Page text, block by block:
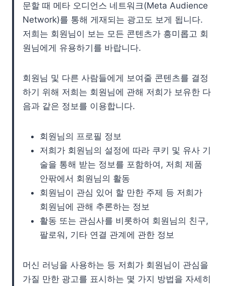
문할 때 메타 오디언스 네트워크(Meta Audience
Network)를 통해 게재되는 광고도 보게 됩니다.
저희는 회원님이 보는 모든 콘텐츠가 흥미롭고 회
원님에게 유용하기를 바랍니다.
회원님 및 다른 사람들에게 보여줄 콘텐츠를 결정
하기 위해 저희는 회원님에 관해 저희가 보유한 다
음과 같은 정보를 이용합니다.
회원님의 프로필 정보
저희가 회원님의 설정에 따라 쿠키 및 유사 기
술을 통해 받는 정보를 포함하여, 저희 제품
안팎에서 회원님의 활동
회원님이 관심 있어 할 만한 주제 등 저희가
회원님에 관해 추론하는 정보
활동 또는 관심사를 비롯하여 회원님의 친구,
팔로워, 기타 연결 관계에 관한 정보
머신 러닝을 사용하는 등 저희가 회원님이 관심을
가질 만한 광고를 표시하는 몇 가지 방법을 자세히